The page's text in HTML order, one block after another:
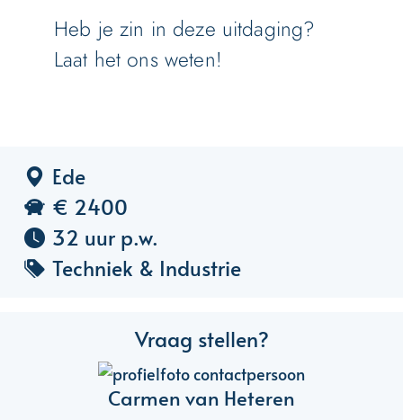
Heb je zin in deze uitdaging?
Laat het ons weten!
Ede
€ 2400
32 uur p.w.
Techniek & Industrie
Vraag stellen?
Carmen van Heteren